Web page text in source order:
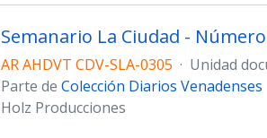
Semanario La Ciudad -
AR AHDVT CDV-SLA-0305 · Unidad
Parte de Colección Diarios Venadenses
Holz Producciones